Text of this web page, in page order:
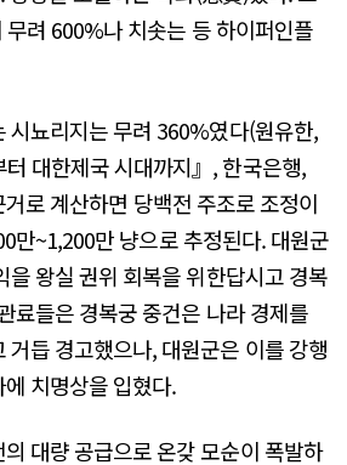
려 600%나 치솟는 등 하이퍼인플
시뇨리지는 무려 360%였다(원유한,
터 대한제국 시대까지』, 한국은행,
로 계산하면 당백전 주조로 조정이
만~1,200만 냥으로 추정된다. 대원군
을 왕실 권위 회복을 위한답시고 경복
료들은 경복궁 중건은 나라 경제를
거듭 경고했으나, 대원군은 이를 강행
치명상을 입혔다.
대량 공급으로 온갖 모순이 폭발하